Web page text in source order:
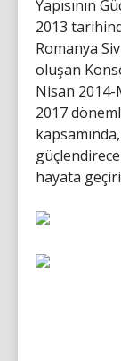
Yapısının
2013
Romanya
oluşan
Nisan
2017
hayata